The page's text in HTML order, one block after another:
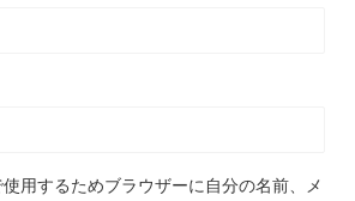
用するためブラウザーに自分の名前、メ